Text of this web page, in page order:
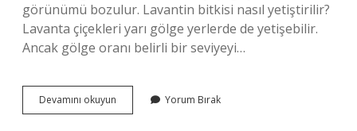
görünümü bozulur. Lavantin bitkisi nasıl yetiştirilir?
Lavanta çiçekleri yarı gölge yerlerde de yetişebilir.
Ancak gölge oranı belirli bir seviyeyi…
Devamını okuyun Lavantin
Nerelerde
Yorum Bırak